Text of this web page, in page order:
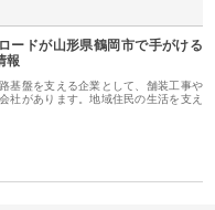
ードが山形県鶴岡市で手がける
報
基盤を支える企業として、舗装工事や
社があります。地域住民の生活を支え